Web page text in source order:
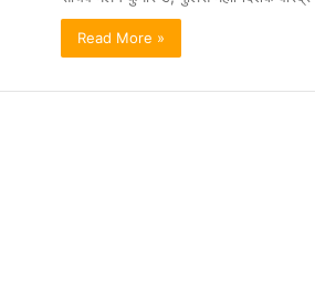
Read More »